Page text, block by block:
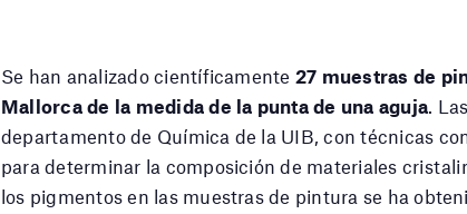
Se han analizado científicamente 27 muestras de
Mallorca de la medida de la punta de una aguja.
departamento de Química de la UIB, con técnicas
para determinar la composición de materiales
los pigmentos en las muestras de pintura se ha